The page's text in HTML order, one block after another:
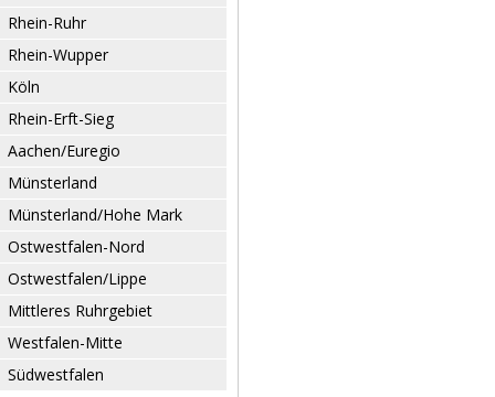
Rhein-Ruhr
Rhein-Wupper
Köln
Rhein-Erft-Sieg
Aachen/Euregio
Münsterland
Münsterland/Hohe Mark
Ostwestfalen-Nord
Ostwestfalen/Lippe
Mittleres Ruhrgebiet
Westfalen-Mitte
Südwestfalen